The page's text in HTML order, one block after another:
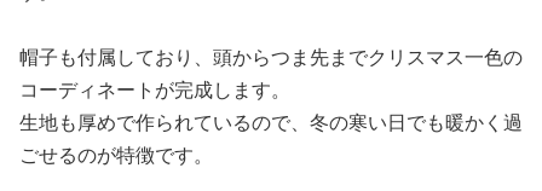
帽子も付属しており、頭からつま先までクリスマス一色の
コーディネートが完成します。
生地も厚めで作られているので、冬の寒い日でも暖かく過
ごせるのが特徴です。